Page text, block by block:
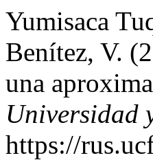
Yumisaca
Benítez, V.
una
Universidad
https://